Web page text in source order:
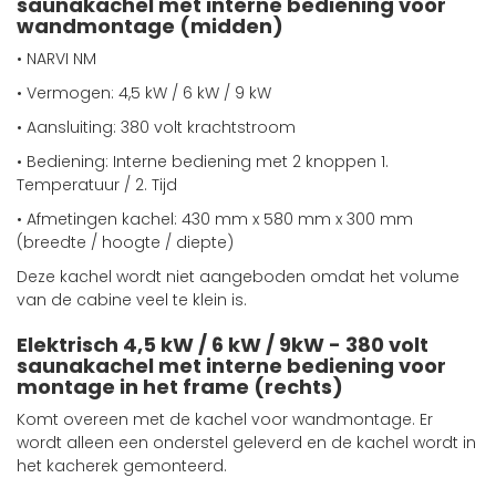
wandmontage (midden)
• NARVI NM
• Vermogen: 4,5 kW / 6 kW / 9 kW
• Aansluiting: 380 volt krachtstroom
• Bediening: Interne bediening met 2 knoppen 1.
Temperatuur / 2. Tijd
• Afmetingen kachel: 430 mm x 580 mm x 300 mm
(breedte / hoogte / diepte)
Deze kachel wordt niet aangeboden omdat het volume
van de cabine veel te klein is.
Elektrisch 4,5 kW / 6 kW / 9kW - 380 volt
saunakachel met interne bediening voor
montage in het frame (rechts)
Komt overeen met de kachel voor wandmontage. Er
wordt alleen een onderstel geleverd en de kachel wordt in
het kacherek gemonteerd.